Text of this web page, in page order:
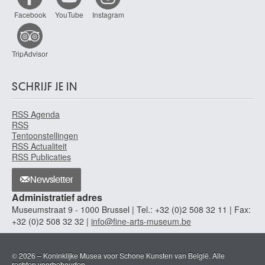
Facebook YouTube Instagram
TripAdvisor
SCHRIJF JE IN
RSS Agenda
RSS
Tentoonstellingen
RSS Actualiteit
RSS Publicaties
Newsletter
Administratief adres
Museumstraat 9 - 1000 Brussel | Tel.: +32 (0)2 508 32 11 | Fax:
+32 (0)2 508 32 32 | info@fine-arts-museum.be
© 2026 – Koninklijke Musea voor Schone Kunsten van België. Alle